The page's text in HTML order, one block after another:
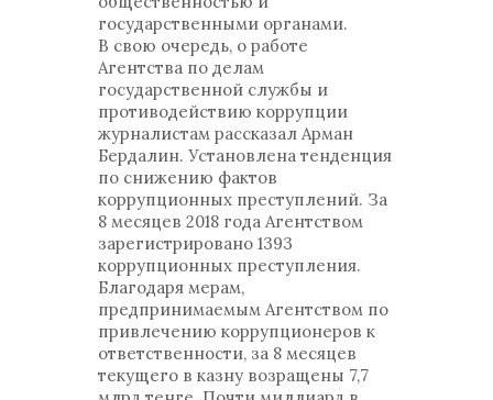
государственными органами.
В свою очередь, о работе
Агентства по делам
государственной службы и
противодействию коррупции
журналистам рассказал Арман
Бердалин. Установлена тенденция
по снижению фактов
коррупционных преступлений. За
8 месяцев 2018 года Агентством
зарегистрировано 1393
коррупционных преступления.
Благодаря мерам,
предпринимаемым Агентством по
привлечению коррупционеров к
ответственности, за 8 месяцев
текущего в казну возращены 7,7